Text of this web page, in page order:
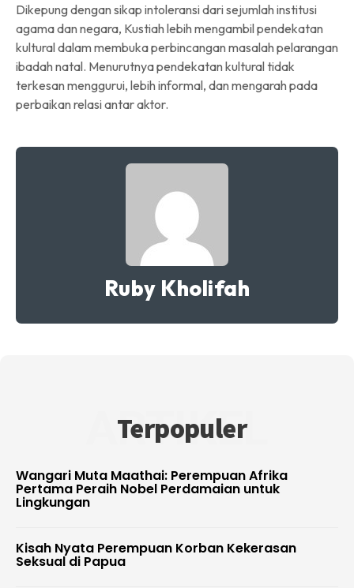
Dikepung dengan sikap intoleransi dari sejumlah institusi
agama dan negara, Kustiah lebih mengambil pendekatan
kultural dalam membuka perbincangan masalah pelarangan
ibadah natal. Menurutnya pendekatan kultural tidak
terkesan menggurui, lebih informal, dan mengarah pada
perbaikan relasi antar aktor.
Ruby Kholifah
Terpopuler
ARTIKEL
Wangari Muta Maathai: Perempuan Afrika
Pertama Peraih Nobel Perdamaian untuk
Lingkungan
Kisah Nyata Perempuan Korban Kekerasan
Seksual di Papua